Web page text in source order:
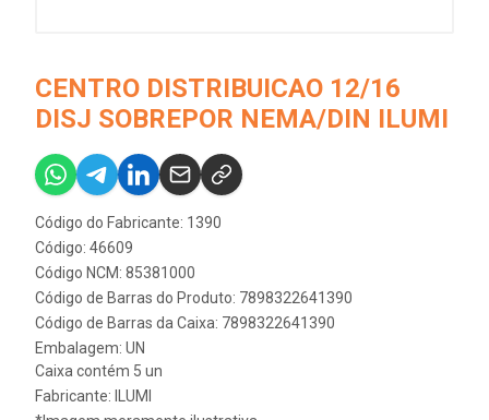
CENTRO DISTRIBUICAO 12/16
DISJ SOBREPOR NEMA/DIN ILUMI
Código do Fabricante: 1390
Código: 46609
Código NCM: 85381000
Código de Barras do Produto: 7898322641390
Código de Barras da Caixa: 7898322641390
Embalagem: UN
Caixa contém 5 un
Fabricante:
ILUMI